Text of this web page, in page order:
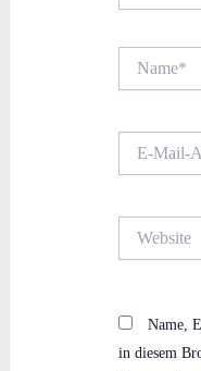
Mail-
Name,
in diesem